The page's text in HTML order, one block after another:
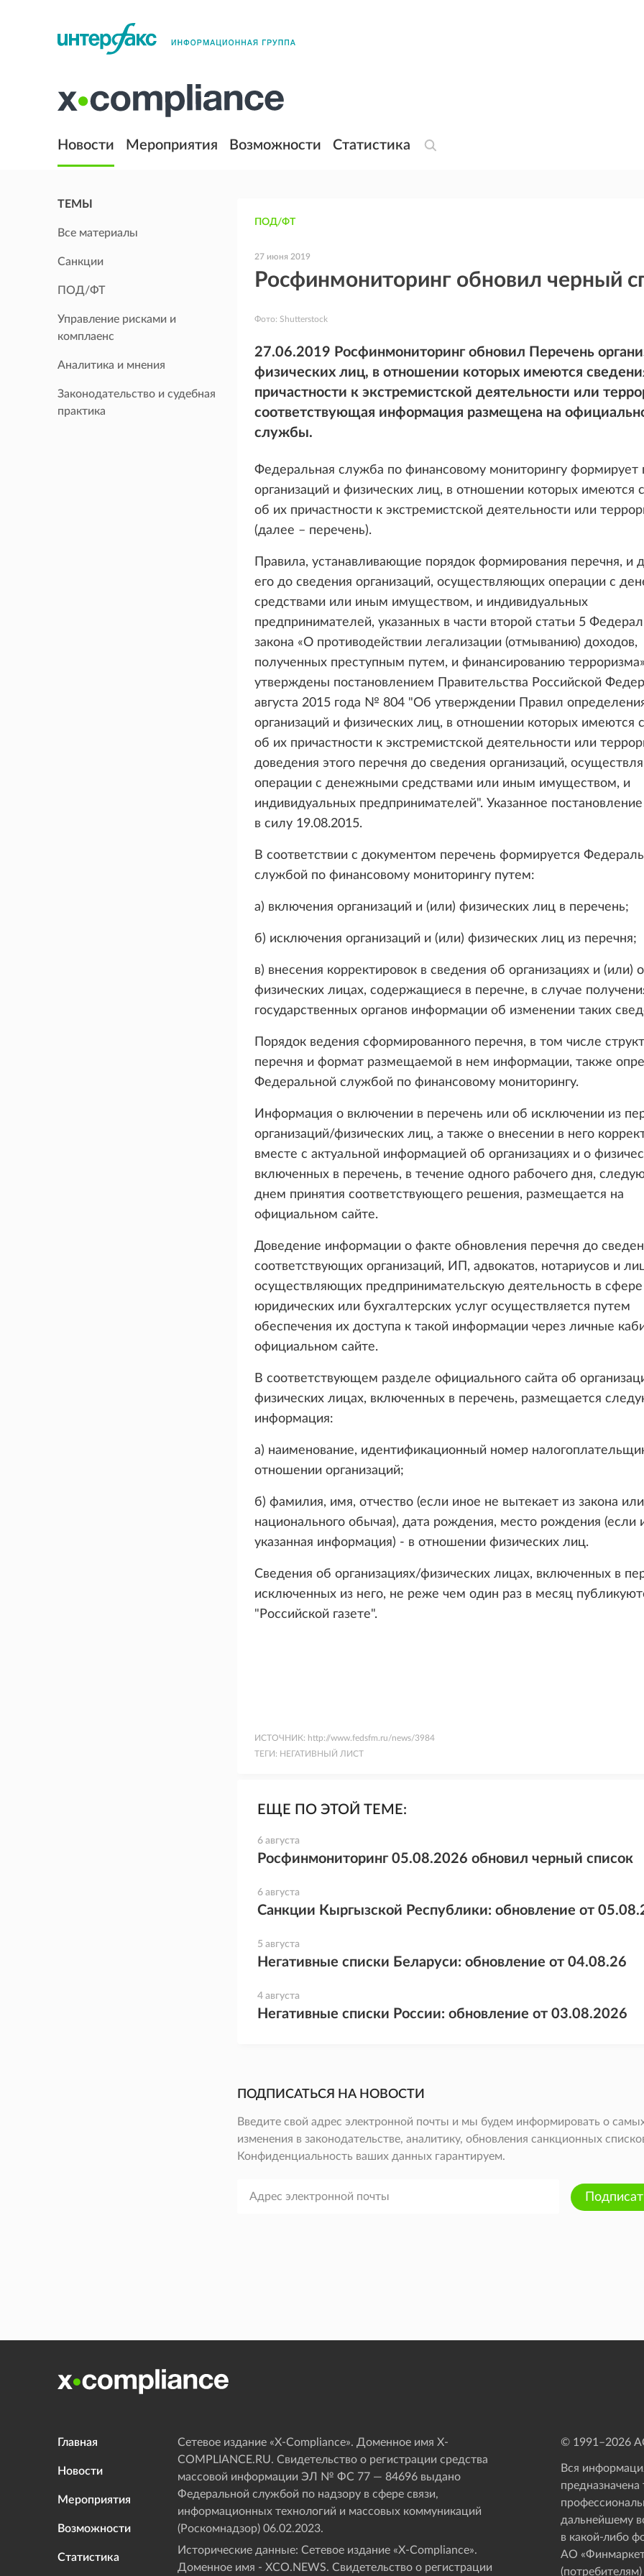
Новости Мероприятия Возможности Статистика
ТЕМЫ
Все материалы
Санкции
ПОД/ФТ
Управление рисками и
комплаенс
Аналитика и мнения
Законодательство и судебная
практика
ПОД/ФТ
27 июня 2019
Росфинмониторинг обновил черный
Фото: Shutterstock
27.06.2019 Росфинмониторинг обновил Перечень
физических лиц, в отношении которых имеются
причастности к экстремистской деятельности или
соответствующая информация размещена на
службы.
Федеральная служба по финансовому мониторингу формирует
организаций и физических лиц, в отношении которых имеются
об их причастности к экстремистской деятельности или
(далее – перечень).
Правила, устанавливающие порядок формирования перечня, и
его до сведения организаций, осуществляющих операции с
средствами или иным имуществом, и индивидуальных
предпринимателей, указанных в части второй статьи 5
закона «О противодействии легализации (отмыванию) доходов,
полученных преступным путем, и финансированию
утверждены постановлением Правительства Российской
августа 2015 года № 804 "Об утверждении Правил
организаций и физических лиц, в отношении которых имеются
об их причастности к экстремистской деятельности или
доведения этого перечня до сведения организаций,
операции с денежными средствами или иным имуществом, и
индивидуальных предпринимателей". Указанное
в силу 19.08.2015.
В соответствии с документом перечень формируется
службой по финансовому мониторингу путем:
а) включения организаций и (или) физических лиц в перечень;
б) исключения организаций и (или) физических лиц из перечня;
в) внесения корректировок в сведения об организациях и (или) о
физических лицах, содержащиеся в перечне, в случае
государственных органов информации об изменении таких
Порядок ведения сформированного перечня, в том числе
перечня и формат размещаемой в нем информации, также
Федеральной службой по финансовому мониторингу.
Информация о включении в перечень или об исключении из
организаций/физических лиц, а также о внесении в него
вместе с актуальной информацией об организациях и о
включенных в перечень, в течение одного рабочего дня,
днем принятия соответствующего решения, размещается на
официальном сайте.
Доведение информации о факте обновления перечня до
соответствующих организаций, ИП, адвокатов, нотариусов и
осуществляющих предпринимательскую деятельность в сфере
юридических или бухгалтерских услуг осуществляется путем
обеспечения их доступа к такой информации через личные
официальном сайте.
В соответствующем разделе официального сайта об
физических лицах, включенных в перечень, размещается
информация:
а) наименование, идентификационный номер
отношении организаций;
б) фамилия, имя, отчество (если иное не вытекает из закона или
национального обычая), дата рождения, место рождения (если
указанная информация) - в отношении физических лиц.
Сведения об организациях/физических лицах, включенных в
исключенных из него, не реже чем один раз в месяц
"Российской газете".
ИСТОЧНИК: http://www.fedsfm.ru/news/3984
ТЕГИ: НЕГАТИВНЫЙ ЛИСТ
ЕЩЕ ПО ЭТОЙ ТЕМЕ:
6 августа
Росфинмониторинг 05.08.2026 обновил черный список
6 августа
Санкции Кыргызской Республики: обновление от
5 августа
Негативные списки Беларуси: обновление от 04.08.26
4 августа
Негативные списки России: обновление от 03.08.2026
ПОДПИСАТЬСЯ НА НОВОСТИ
Введите свой адрес электронной почты и мы будем информировать о
изменения в законодательстве, аналитику, обновления санкционных
Конфиденциальность ваших данных гарантируем.
Главная
Новости
Мероприятия
Возможности
Статистика
Сетевое издание «Х-Compliance». Доменное имя X-
COMPLIANCE.RU. Свидетельство о регистрации средства
массовой информации ЭЛ № ФС 77 — 84696 выдано
Федеральной службой по надзору в сфере связи,
информационных технологий и массовых коммуникаций
(Роскомнадзор) 06.02.2023.
Исторические данные: Сетевое издание «Х-Compliance».
Доменное имя - XCO.NEWS. Свидетельство о регистрации
© 1991–2026
Вся
дальнейшему
в какой-либо
АО